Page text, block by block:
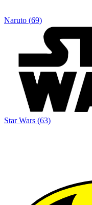
Naruto (69)
Star Wars (63)